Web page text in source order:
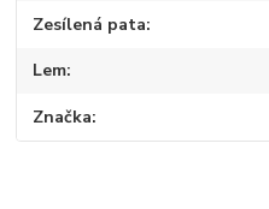
Zesílená pata
Lem
Značka